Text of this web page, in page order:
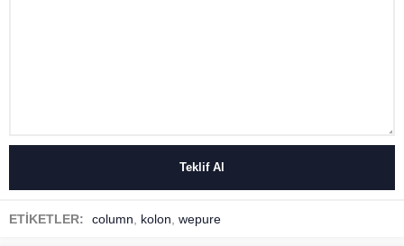
ETİKETLER: column kolon wepure